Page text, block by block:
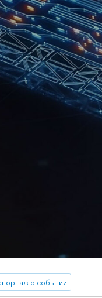
о событии